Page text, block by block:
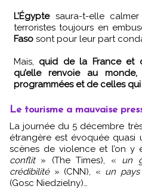
L’Égyptesaura-t-elle
terroristes toujours en
Faso sont pour leur part
Mais, quid de la France et
qu’elle renvoie au
programmées et de celles
Le tourisme a mauvaise
La journée du 5 décembre très médiatisée dans la presse
étrangère est évoquée quasi
scènes de violence et l’on y
conflit» (The Times), « un
crédibilité» (CNN), « un
(Gosc Niedzielny)…